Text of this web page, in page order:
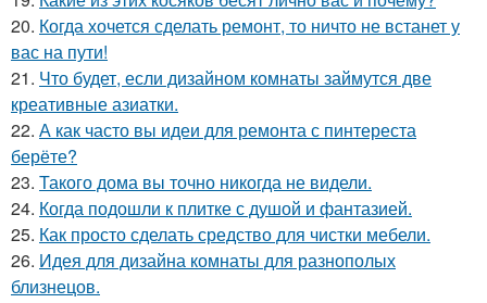
20. Когда хочется сделать ремонт, то ничто не встанет у
вас на пути!
21. Что будет, если дизайном комнаты займутся две
креативные азиатки.
22. А как часто вы идеи для ремонта с пинтереста
берёте?
23. Такого дома вы точно никогда не видели.
24. Когда подошли к плитке с душой и фантазией.
25. Как просто сделать средство для чистки мебели.
26. Идея для дизайна комнаты для разнополых
близнецов.